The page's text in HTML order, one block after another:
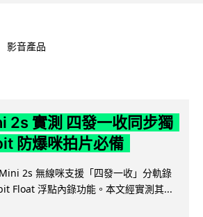
影音產品
2s 實測 四發一收同步獨
防爆咪拍片必備
2s 無線咪支援「四發一收」分軌錄
Float 浮點內錄功能。本文經實測其...